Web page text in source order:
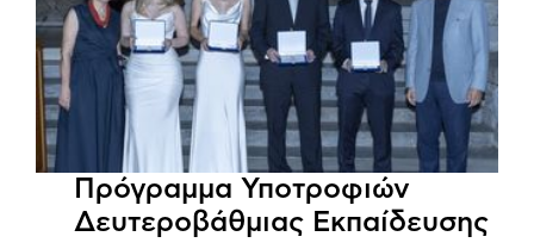
Πρόγραμμα Υποτροφιών
Δευτεροβάθμιας Εκπαίδευσης